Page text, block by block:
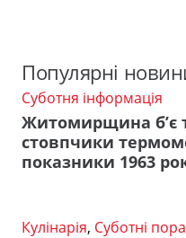
Популярні
Суботня інформація
Житомирщина б’є
стовпчики
показники 1963
Кулінарія, Суботні